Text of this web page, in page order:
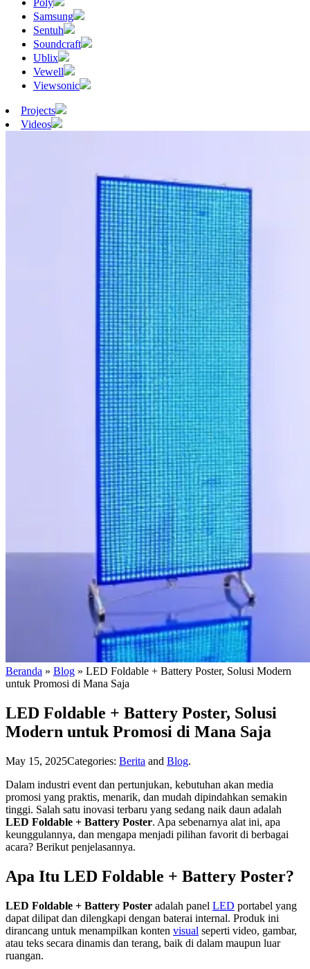
Poly
Samsung
Sentuh
Soundcraft
Ublix
Vewell
Viewsonic
Projects
Videos
Beranda » Blog » LED Foldable + Battery Poster, Solusi Modern
untuk Promosi di Mana Saja
LED Foldable + Battery Poster, Solusi
Modern untuk Promosi di Mana Saja
May 15, 2025Categories: Berita and Blog.
Dalam industri event dan pertunjukan, kebutuhan akan media
promosi yang praktis, menarik, dan mudah dipindahkan semakin
tinggi. Salah satu inovasi terbaru yang sedang naik daun adalah
LED Foldable + Battery Poster. Apa sebenarnya alat ini, apa
keunggulannya, dan mengapa menjadi pilihan favorit di berbagai
acara? Berikut penjelasannya.
Apa Itu LED Foldable + Battery Poster?
LED Foldable + Battery Poster adalah panel LED portabel yang
dapat dilipat dan dilengkapi dengan baterai internal. Produk ini
dirancang untuk menampilkan konten visual seperti video, gambar,
atau teks secara dinamis dan terang, baik di dalam maupun luar
ruangan.